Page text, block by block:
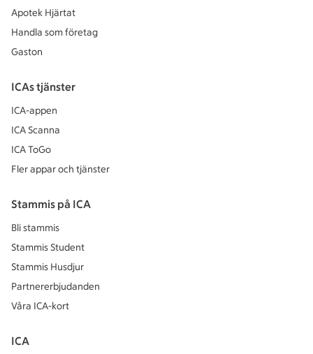
Apotek Hjärtat
Handla som företag
Gaston
ICAs tjänster
ICA-appen
ICA Scanna
ICA ToGo
Fler appar och tjänster
Stammis på ICA
Bli stammis
Stammis Student
Stammis Husdjur
Partnererbjudanden
Våra ICA-kort
ICA